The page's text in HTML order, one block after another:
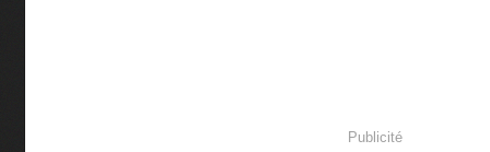
Publicité